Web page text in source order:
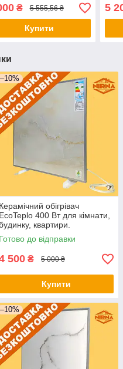
Електричний
приміщення
₴ 5 555,56 ₴
Купити
5
–10%
Керамічний обігрівач
EcoTeplo 400 Вт для кімнати,
квартири.
Електричний обігрівач
приміщення
Готово до відправки
500 ₴ 5 000 ₴
Купити
–10%